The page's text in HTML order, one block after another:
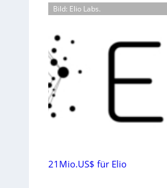
Bild: Elio Labs.
21Mio.US$ für Elio